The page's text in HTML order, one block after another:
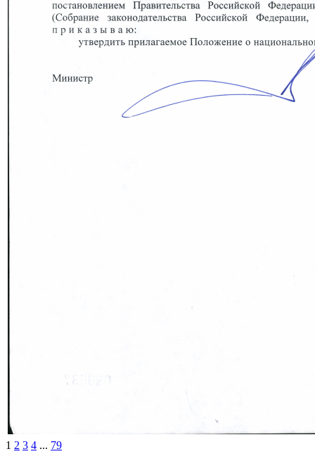
1 2 3 4 ... 79